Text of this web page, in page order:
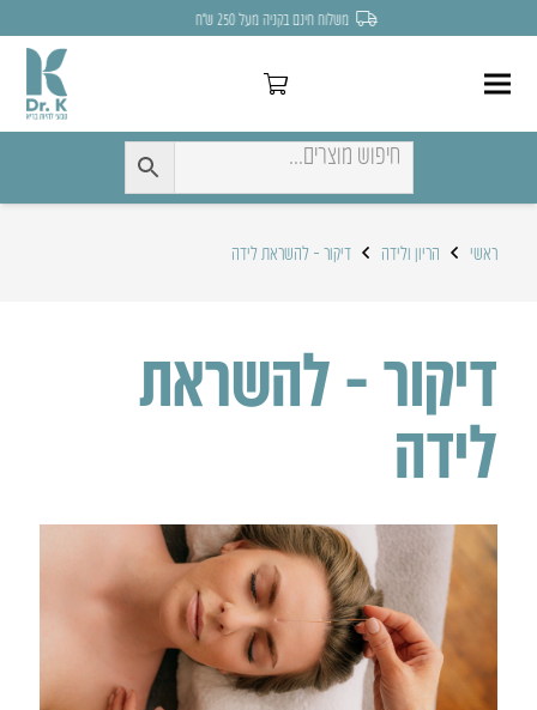
לחצו כאן להנחה של 7% לקניה הראשונה
ראשי הריון ולידה דיקור – להשראת לידה
דיקור – להשראת
לידה